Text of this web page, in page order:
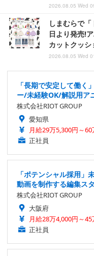
2026.08.05 Wed
しまむらで
日より発売!
カットクッ
2026.08.05 Wed
「長期で安定して働く
ー/未経験OK/解説用ア
株式会社RIOT GROUP
愛知県
月給29万5,300円～60
正社員
「ポテンシャル採用」
動画を制作する編集ス
株式会社RIOT GROUP
大阪府
月給28万4,000円～45
正社員